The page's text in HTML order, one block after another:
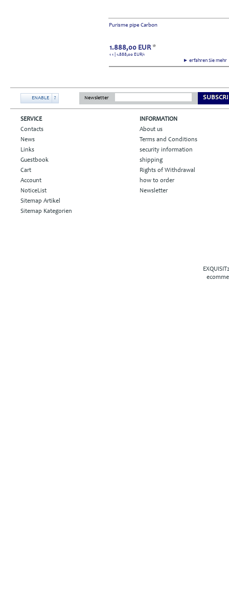
Purisme pipe Carbon
► erfahren Sie
1.888,00 EUR *
1 1 | 1.888,00 EUR/1
ENABLE ? Newsletter
SERVICE
Contacts
News
Links
Guestbook
Cart
Account
NoticeList
Sitemap Artikel
Sitemap Kategorien
INFORMATION
About us
Terms and Conditions
security information
shipping
Rights of Withdrawal
how to order
Newsletter